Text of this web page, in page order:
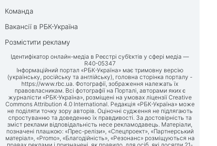
Команда
Вакансії в РБК-Україна
Розмістити рекламу
Ідентифікатор онлайн-медіа в Реєстрі суб’єктів у сфері медіа —
R40-05347
Інформаційний портал «РБК-Україна» має тримовну версію
(українську, російську та англійську), головна сторінка порталу -
https://www.rbc.ua. Фотографії, зображення належать їх
правовласникам. Всі фотографії на Порталі, авторами яких є
журналісти «РБК-Україна», розміщені на умовах ліцензії Creative
Commons Attribution 4.0 International. Редакція «РБК-Україна» може
не поділяти точку зору авторів. Оціночні судження не підлягають
спростуванню та доведенню їх правдивості. За достовірність та
зміст реклами відповідальність несе рекламодавець. Матеріали,
позначені плашкою: «Прес-релізи», «Спецпроект», «Партнерський
матеріал», «Promo», «Благодійність», «Резонанс» розміщуються на